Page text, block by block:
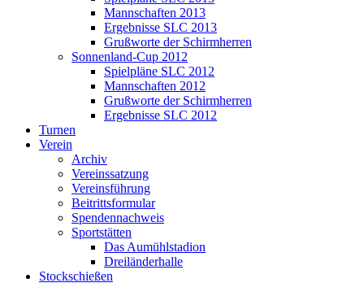
Mannschaften 2013
Ergebnisse SLC 2013
Grußworte der Schirmherren
Sonnenland-Cup 2012
Spielpläne SLC 2012
Mannschaften 2012
Grußworte der Schirmherren
Ergebnisse SLC 2012
Turnen
Verein
Archiv
Vereinssatzung
Vereinsführung
Beitrittsformular
Spendennachweis
Sportstätten
Das Aumühlstadion
Dreiländerhalle
Stockschießen